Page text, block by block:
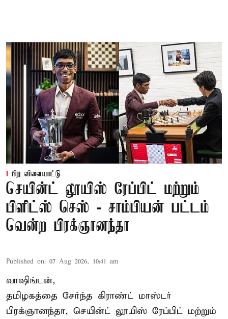
பிற விளையாட்டு
செயின்ட் லூயிஸ் ரேப்பிட் மற்றும்
பிளிட்ஸ் செஸ் - சாம்பியன் பட்டம்
வென்ற பிரக்ஞானந்தா
Published on: 07 Aug 2026, 10:41 am
வாஷிங்டன்,
தமிழகத்தை சேர்ந்த கிராண்ட் மாஸ்டர்
பிரக்ஞானந்தா, செயின்ட் லூயிஸ் ரேப்பிட் மற்றும்